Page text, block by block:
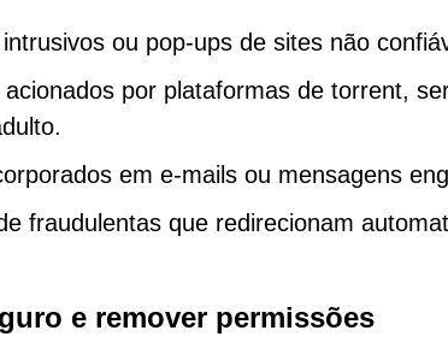
ou pop-ups de sites não
por plataformas de torrent,
em e-mails ou mensagens
fraudulentas que redirecionam
e remover permissões